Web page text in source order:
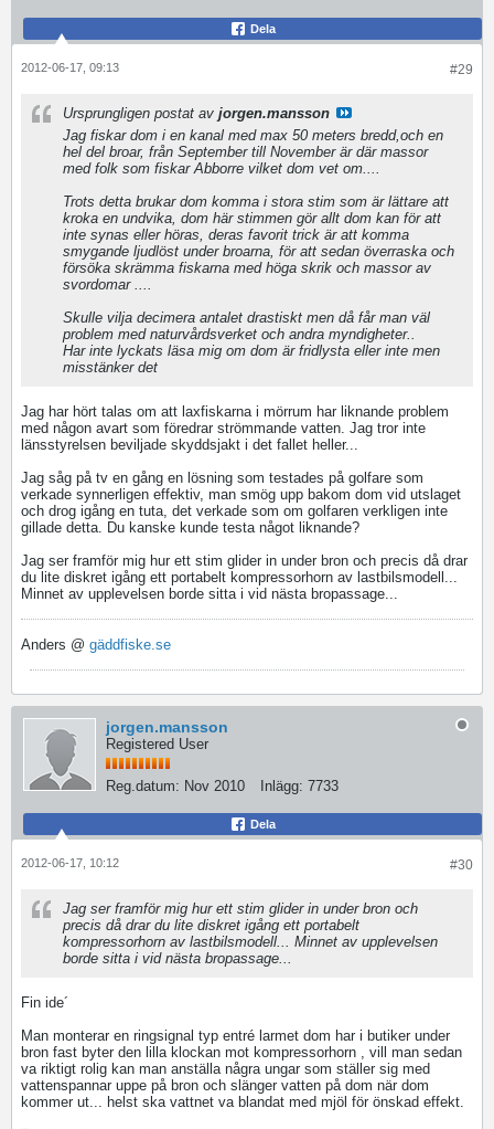
Dela
#29
2012-06-17, 09:13
Ursprungligen postat av jorgen.mansson
Jag fiskar dom i en kanal med max 50 meters bredd,och en
hel del broar, från September till November är där massor
med folk som fiskar Abborre vilket dom vet om....
Trots detta brukar dom komma i stora stim som är lättare att
kroka en undvika, dom här stimmen gör allt dom kan för att
inte synas eller höras, deras favorit trick är att komma
smygande ljudlöst under broarna, för att sedan överraska och
försöka skrämma fiskarna med höga skrik och massor av
svordomar ....
Skulle vilja decimera antalet drastiskt men då får man väl
problem med naturvårdsverket och andra myndigheter..
Har inte lyckats läsa mig om dom är fridlysta eller inte men
misstänker det
Jag har hört talas om att laxfiskarna i mörrum har liknande problem
med någon avart som föredrar strömmande vatten. Jag tror inte
länsstyrelsen beviljade skyddsjakt i det fallet heller...
Jag såg på tv en gång en lösning som testades på golfare som
verkade synnerligen effektiv, man smög upp bakom dom vid utslaget
och drog igång en tuta, det verkade som om golfaren verkligen inte
gillade detta. Du kanske kunde testa något liknande?
Jag ser framför mig hur ett stim glider in under bron och precis då drar
du lite diskret igång ett portabelt kompressorhorn av lastbilsmodell...
Minnet av upplevelsen borde sitta i vid nästa bropassage...
Anders @ gäddfiske.se
jorgen.mansson
Registered User
Reg.datum: Nov 2010 Inlägg: 7733
Dela
#30
2012-06-17, 10:12
Jag ser framför mig hur ett stim glider in under bron och
precis då drar du lite diskret igång ett portabelt
kompressorhorn av lastbilsmodell... Minnet av upplevelsen
borde sitta i vid nästa bropassage...
Fin ide´
Man monterar en ringsignal typ entré larmet dom har i butiker under
bron fast byter den lilla klockan mot kompressorhorn , vill man sedan
va riktigt rolig kan man anställa några ungar som ställer sig med
vattenspannar uppe på bron och slänger vatten på dom när dom
kommer ut... helst ska vattnet va blandat med mjöl för önskad effekt.